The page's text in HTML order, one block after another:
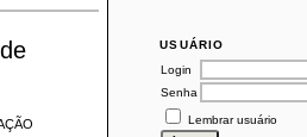
USUÁRIO
Login
Senha
Lembrar usuário